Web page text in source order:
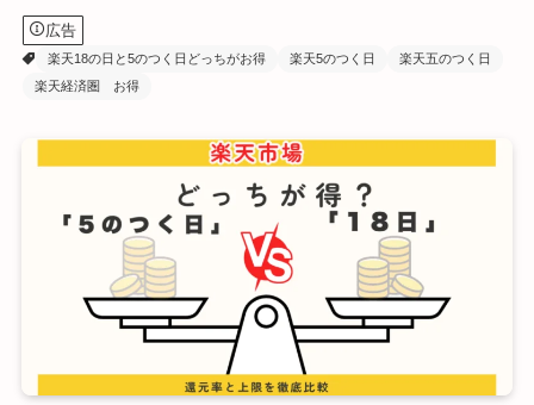
広告
楽天18の日と5のつく日どっちがお得 楽天5のつく日
楽天五のつく日
楽天経済圏 お得